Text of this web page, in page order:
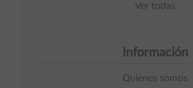
Ver todas
Información
Quienes somos